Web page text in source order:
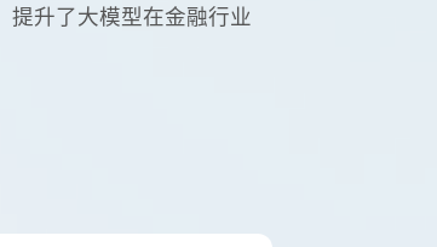
提升了大模型在金融行业